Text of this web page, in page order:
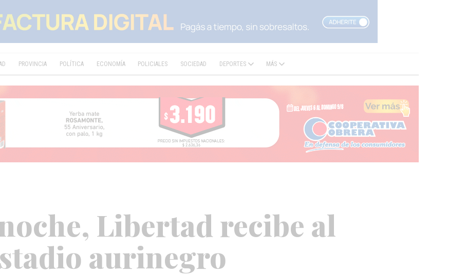
PROVINCIA POLÍTICA ECONOMÍA POLICIALES SOCIEDAD DEPORTES MÁS
Libertad recibe al
aurinegro